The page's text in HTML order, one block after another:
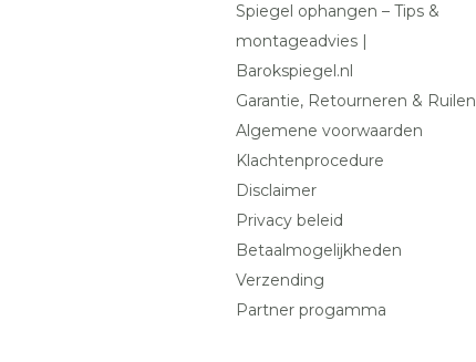
Spiegel ophangen – Tips &
montageadvies |
Barokspiegel.nl
Garantie, Retourneren & Ruilen
Algemene voorwaarden
Klachtenprocedure
Disclaimer
Privacy beleid
Betaalmogelijkheden
Verzending
Partner progamma